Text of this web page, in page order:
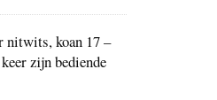
nitwits, koan 17 –
zijn bediende